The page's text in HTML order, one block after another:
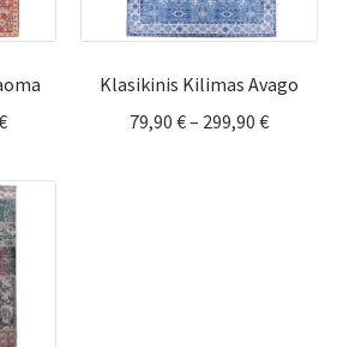
Price
79,90 €
through
299,90 €
Klasikinis Kilimas Avago
79,90 €– 299,90 €Price